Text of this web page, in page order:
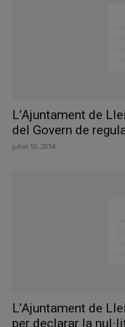
L’Ajuntament de
del Govern de
juliol 10, 2014
L’Ajuntament de
per declarar la